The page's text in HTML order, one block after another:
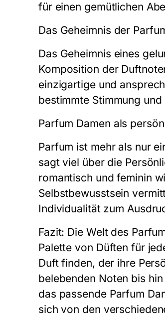
für einen gemütlichen
Das Geheimnis der
Das Geheimnis eines
Komposition der
einzigartige und
bestimmte Stimmung
Parfum Damen als
Parfum ist mehr als nur
sagt viel über die
romantisch und feminin
Selbstbewusstsein
Individualität zum
Fazit: Die Welt des
Palette von Düften für
Duft finden, der ihre
belebenden Noten bis
das passende Parfum
sich von den